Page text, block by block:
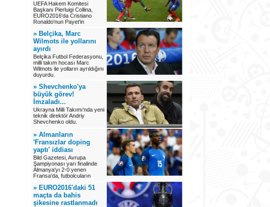
UEFA Hakem Komitesi
Başkanı Pierluigi Collina,
EURO2016'da Cristiano
Ronaldo'nun Payet'in
» Belçika, Marc
Wilmots ile yollarını
ayırdı
Belçika Futbol Federasyonu,
milli takım hocası Marc
Wilmots ile yolların ayrıldığını
duyurdu.
» Shevchenko'ya
büyük görev!
İmzaladı...
Ukrayna Milli Takımı'nda yeni
teknik direktör Andriy
Shevchenko oldu.
» Almanların
'Fransızlar doping
yaptı' iddiası
Bild Gazetesi, Avrupa
Şampiyonası yarı finalinde
Almanya'yı 2-0 yenen
Fransa'da, futbolcuların
» EURO2016'daki 51
maçta da bahis
şikesine rastlanmadı